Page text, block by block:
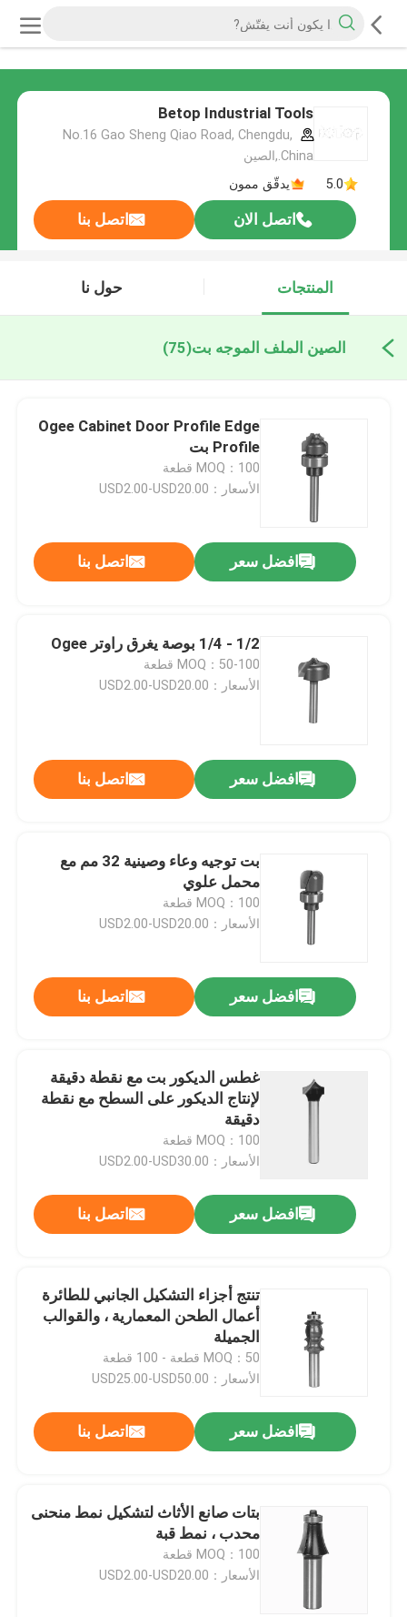
Betop Industrial Tools
No.16 Gao Sheng Qiao Road, Chengdu,
China.,الصين
5.0
يدقّق ممون
اتصل الان اتصل بنا
المنتجات حول نا
الصين الملف الموجه بت(75)
Ogee Cabinet Door Profile Edge
Profile بت
MOQ：100 قطعة
الأسعار：USD2.00-USD20.00
افضل سعر اتصل بنا
1/2 - 1/4 بوصة يغرق راوتر Ogee
MOQ：50-100 قطعة
الأسعار：USD2.00-USD20.00
افضل سعر اتصل بنا
بت توجيه وعاء وصينية 32 مم مع
محمل علوي
MOQ：100 قطعة
الأسعار：USD2.00-USD20.00
افضل سعر اتصل بنا
غطس الديكور بت مع نقطة دقيقة
لإنتاج الديكور على السطح مع نقطة
دقيقة
MOQ：100 قطعة
الأسعار：USD2.00-USD30.00
افضل سعر اتصل بنا
تنتج أجزاء التشكيل الجانبي للطائرة
أعمال الطحن المعمارية ، والقوالب
الجميلة
MOQ：50 قطعة - 100 قطعة
الأسعار：USD25.00-USD50.00
افضل سعر اتصل بنا
بتات صانع الأثاث لتشكيل نمط منحنى
محدب ، نمط قبة
MOQ：100 قطعة
الأسعار：USD2.00-USD20.00